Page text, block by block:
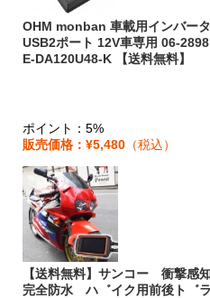
OHM monban 車載用インバー
USB2ポート 12V車専用 06-
E-DA120U48-K 【送料無料】
ポイント：5%
販売価格：¥5,480 （税込）
【送料無料】サンコー 衝撃感
完全防水 ハ゛イク用前後ト゛